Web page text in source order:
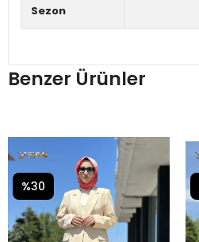
Sezon
Benzer Ürünler
%30